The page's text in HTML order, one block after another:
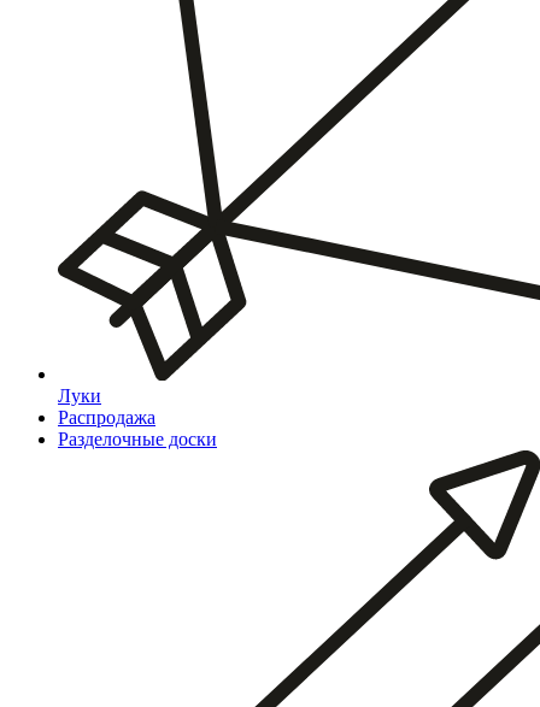
Луки
Распродажа
Разделочные доски